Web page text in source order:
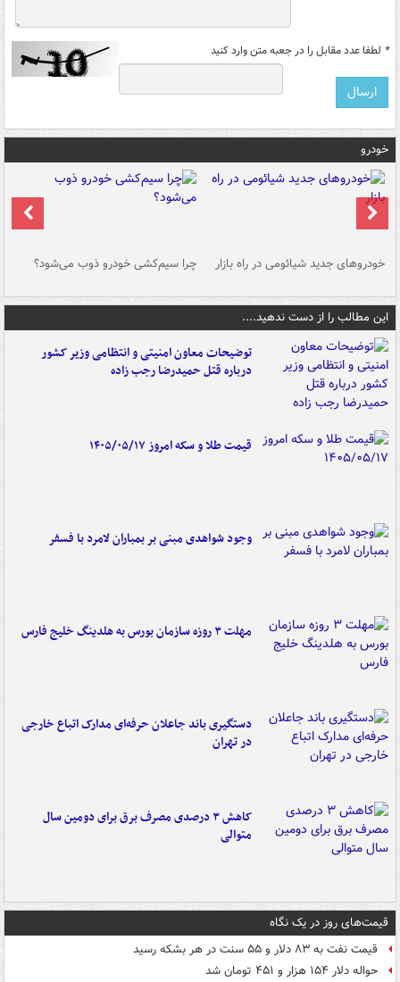
* لطفا عدد مقابل را در جعبه متن وارد کنید
خودرو
خودروهای جدید شیائومی در راه بازار چرا سیم‌کشی خودرو ذوب می‌شود؟
این مطالب را از دست ندهید....
توضیحات معاون امنیتی و انتظامی وزیر کشور
درباره قتل حمیدرضا رجب زاده
قیمت طلا و سکه امروز ۱۴۰۵/۰۵/۱۷
وجود شواهدی مبنی بر بمباران لامرد با فسفر
مهلت ۳ روزه سازمان بورس به هلدینگ خلیج فارس
دستگیری باند جاعلان حرفه‌ای مدارک اتباع خارجی
در تهران
کاهش ۳ درصدی مصرف برق برای دومین سال
متوالی
قیمت‌های روز در یک نگاه
قیمت نفت به ۸۳ دلار و ۵۵ سنت در هر بشکه رسید
حواله دلار ۱۵۴ هزار و ۴۵۱ تومان شد